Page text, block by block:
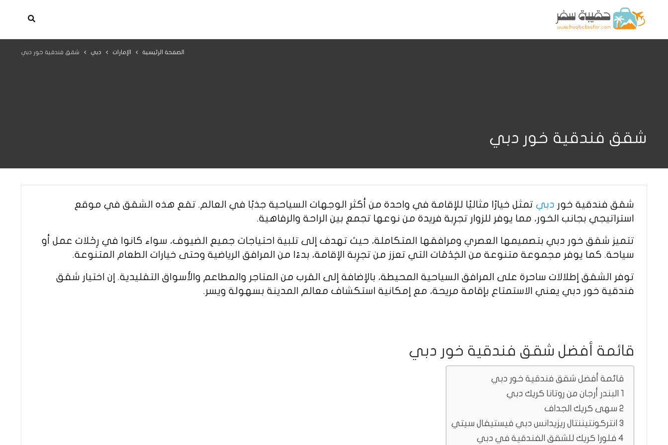
الصفحة الرئيسية الإمارات دبي شقق فندقية خور دبي
شقق فندقية خور دبي
شقق فندقية خور دبي تمثل خيارًا مثاليًا للإقامة في واحدة من أكثر الوجهات السياحية جذبًا في العالم. تقع هذه الشقق في موقع
استراتيجي بجانب الخور، مما يوفر للزوار تجرِبة فريدة من نوعها تجمع بين الراحة والرفاهية.
تتميز شقق خور دبي بتصميمها العصري ومرافقها المتكاملة، حيث تهدف إلى تلبية احتياجات جميع الضيوف، سواء كانوا في رِحْلات عمل أو
سياحة. كما يوفر مجموعة متنوعة من الخِدْمَات التي تعزز من تجرِبة الإقامة، بدءًا من المرافق الرياضية وحتى خيارات الطعام المتنوعة.
توفر الشقق إطلالات ساحرة على المرافق السياحية المحيطة، بالإضافة إلى القرب من المتاجر والمطاعم والأسواق التقليدية. إن اختيار شقق
فندقية خور دبي يعني الاستمتاع بإقامة مريحة، مع إمكانية استكشاف معالم المدينة بسهولة ويسر.
قائمة أفضل شقق فندقية خور دبي
قائمة أفضل شقق فندقية خور دبي
1 البندر أرجان من روتانا كريك دبي
2 سهى كريك الجداف
3 انتركونتيننتال ريزيدانس دبي فيستيفال سيتي
4 فلورا كريك للشقق الفندقية في دبي